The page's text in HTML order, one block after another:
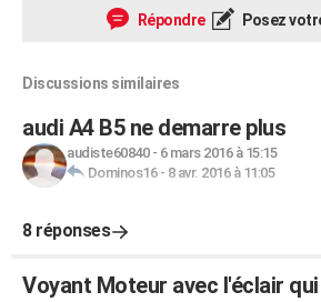
Répondre Posez
Discussions similaires
audi A4 B5 ne demarre plus
audiste60840- 6 mars 2016 à 15:15
Dominos16- 8 avr. 2016 à 11:05
8 réponses
Voyant Moteur avec l'éclair